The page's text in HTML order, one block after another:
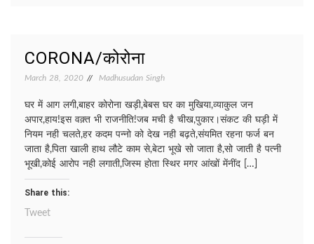
CORONA/कोरोना
March 28, 2020 Madhusudan Singh
घर में आग लगी,बाहर कोरोना खड़ी,बेबस घर का मुखिया,व्याकुल जन
अपार,हाय!इस वक़्त भी राजनीति!जब मची है चीख,पुकार।संकट की घड़ी में
नियम नही चलते,हर कदम पन्नो को देख नही बढ़ते,संयमित रहना फर्ज बन
जाता है,पिता खाली हाथ लौटे काम से,बेटा भूखे सो जाता है,सो जाती है पत्नी
भूखी,कोई आरोप नही लगाती,जिस्म होता स्थिर मगर आंखों मेंनींद […]
Share this:
Tweet